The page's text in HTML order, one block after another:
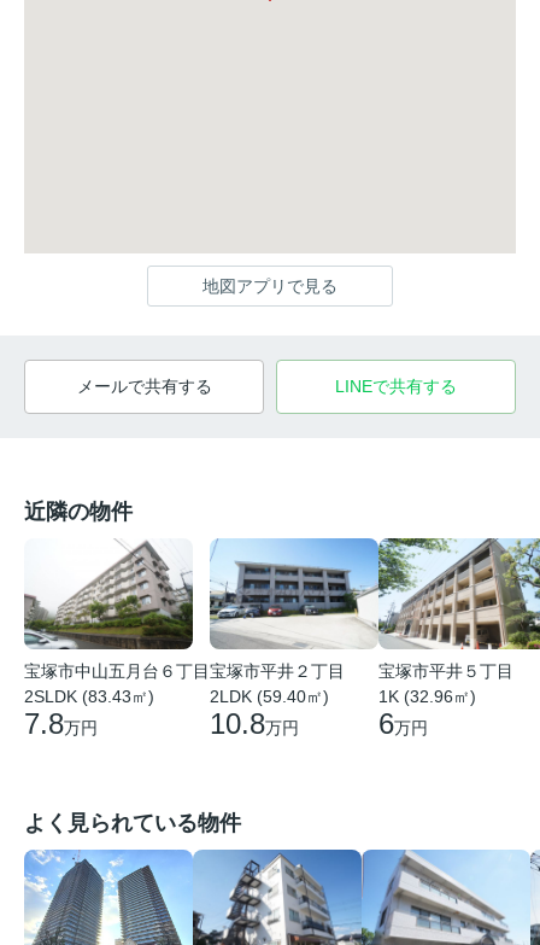
地図アプリで見る
メールで共有する LINEで共有する
近隣の物件
宝塚市中山五月台６丁目
2SLDK (83.43㎡)
7.8万円
宝塚市平井２丁目
2LDK (59.40㎡)
10.8万円
宝塚市平井５丁目
1K (32.96㎡)
6万円
よく見られている物件